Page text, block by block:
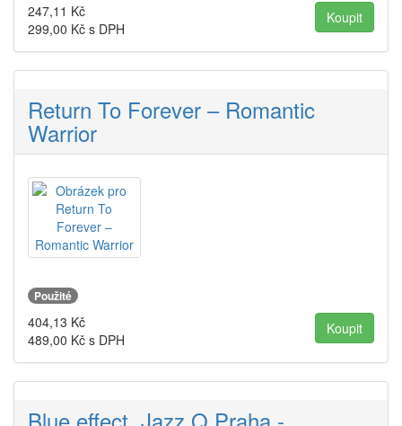
247,11 Kč
299,00 Kč s DPH
Return To Forever – Romantic
Warrior
Použité
404,13 Kč
489,00 Kč s DPH